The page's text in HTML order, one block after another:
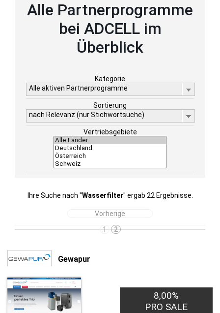
Alle Partnerprogramme
bei ADCELL im
Überblick
Kategorie
Alle aktiven Partnerprogramme
Sortierung
nach Relevanz (nur Stichwortsuche)
Vertriebsgebiete
Ihre Suche nach "Wasserfilter" ergab 22 Ergebnisse.
Vorherige
1
2
Gewapur
8,00%
PRO SALE